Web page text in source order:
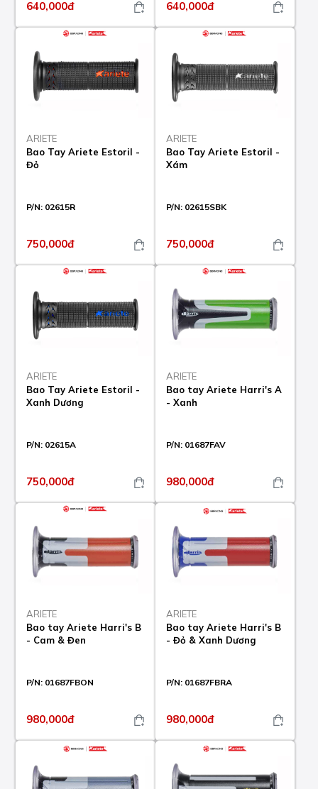
640,000đ 640,000đ
ARIETE
Bao Tay Ariete Estoril -
Đỏ
P/N: 02615R
750,000đ
ARIETE
Bao Tay Ariete Estoril -
Xám
P/N: 02615SBK
750,000đ
ARIETE
Bao Tay Ariete Estoril -
Xanh Dương
P/N: 02615A
750,000đ
ARIETE
Bao tay Ariete Harri's A
- Xanh
P/N: 01687FAV
980,000đ
ARIETE
Bao tay Ariete Harri's B
- Cam & Đen
P/N: 01687FBON
980,000đ
ARIETE
Bao tay Ariete Harri's B
- Đỏ & Xanh Dương
P/N: 01687FBRA
980,000đ